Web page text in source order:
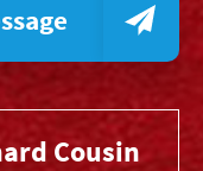
Cousin